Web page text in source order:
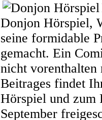
Donjon Hörspiel,
seine formidable
gemacht. Ein
nicht vorenthalten
Beitrages findet
Hörspiel und zum
September